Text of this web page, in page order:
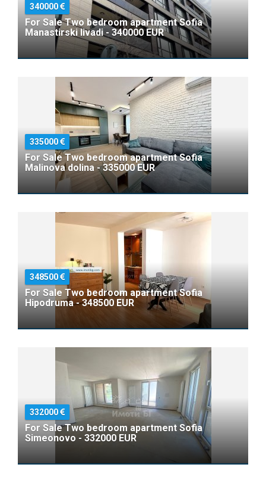
340000
For Sale Two bedroom apartment Sofia
Manastirski livadi - 340000 EUR
335000
For Sale Two bedroom apartment Sofia
Malinova dolina - 335000 EUR
348500
For Sale Two bedroom apartment Sofia
Hipodruma - 348500 EUR
332000
For Sale Two bedroom apartment Sofia
Simeonovo - 332000 EUR